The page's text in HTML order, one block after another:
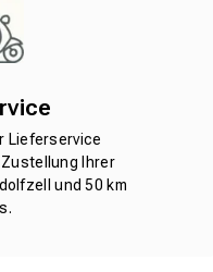
Lieferservice
Ihrer
und 50 km